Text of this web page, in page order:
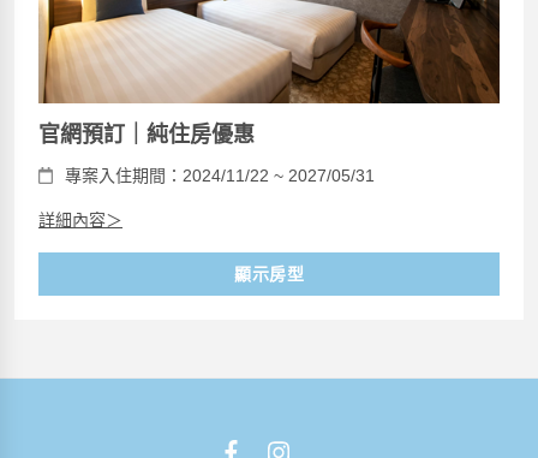
官網預訂｜純住房優惠
專案入住期間：2024/11/22 ~ 2027/05/31
詳細內容＞
顯示房型